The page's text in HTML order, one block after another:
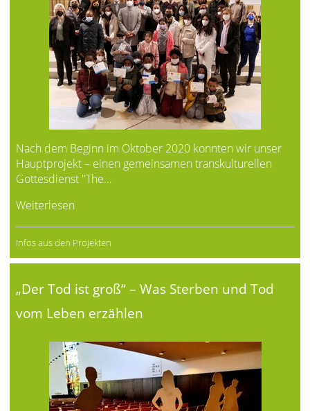
Nach dem Beginn im Oktober 2020 konnten wir unser
Hauptprojekt – einen gemeinsamen transkulturellen
Gottesdienst "The…
Weiterlesen
Infos aus den Projekten
„Der Tod ist groß“ – Was Sterben und Tod
vom Leben erzählen